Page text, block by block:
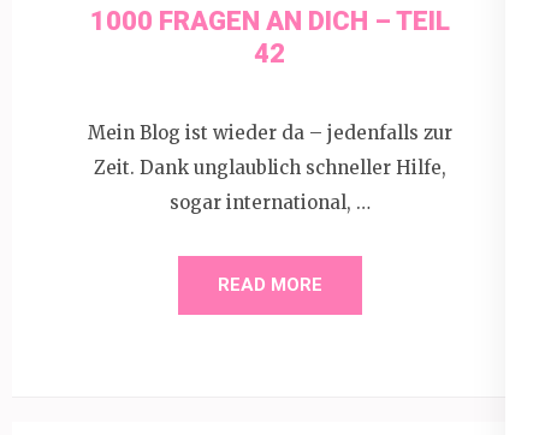
1000 FRAGEN AN DICH – TEIL
42
Mein Blog ist wieder da – jedenfalls zur
Zeit. Dank unglaublich schneller Hilfe,
sogar international, …
READ MORE